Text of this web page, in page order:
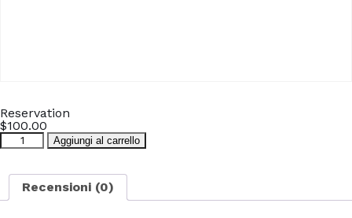
Reservation
$100.00
Reservation
quantità
Aggiungi al carrello
Recensioni (0)